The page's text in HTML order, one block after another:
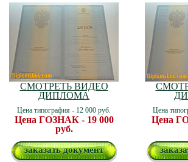
СМОТРЕТЬ ВИДЕО
ДИПЛОМА
Цена типография - 12 000 руб.
Цена ГОЗНАК - 19 000
руб.
заказать документ
Цена
Цена